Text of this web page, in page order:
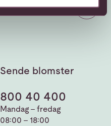
Sende blomster
800 40 400
Mandag - fredag
08:00 - 18:00